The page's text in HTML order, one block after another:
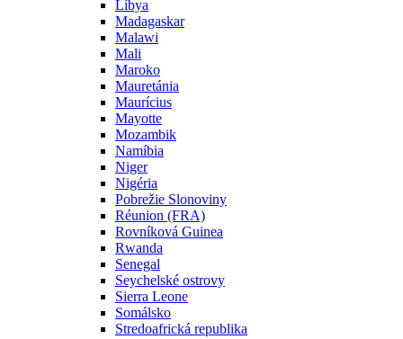
Líbya
Madagaskar
Malawi
Mali
Maroko
Mauretánia
Maurícius
Mayotte
Mozambik
Namíbia
Niger
Nigéria
Pobrežie Slonoviny
Réunion (FRA)
Rovníková Guinea
Rwanda
Senegal
Seychelské ostrovy
Sierra Leone
Somálsko
Stredoafrická republika